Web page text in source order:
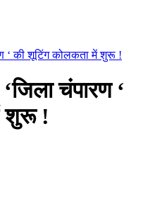
‘ की शूटिंग कोलकता में शुरू !
चंपारण ‘
शुरू !